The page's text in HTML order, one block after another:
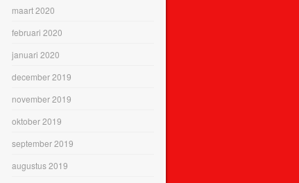
maart 2020
februari 2020
januari 2020
december 2019
november 2019
oktober 2019
september 2019
augustus 2019